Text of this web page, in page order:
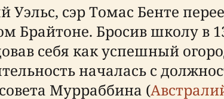
сэр Томас Бенте
Брайтоне. Бросив школу в
себя как успешный
началась с
Мурраббина (